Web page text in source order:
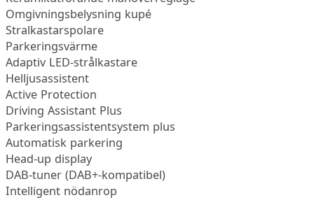
Omgivningsbelysning kupé
Stralkastarspolare
Parkeringsvärme
Adaptiv LED-strålkastare
Helljusassistent
Active Protection
Driving Assistant Plus
Parkeringsassistentsystem plus
Automatisk parkering
Head-up display
DAB-tuner (DAB+-kompatibel)
Intelligent nödanrop